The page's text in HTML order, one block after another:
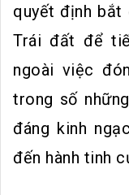
quyết định bắt
Trái đất để
ngoài việc
trong số
đáng kinh
đến hành tinh